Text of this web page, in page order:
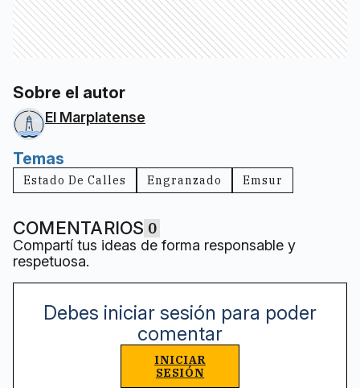
Sobre el autor
El Marplatense
Temas
Estado De Calles Engranzado Emsur
COMENTARIOS 0
Compartí tus ideas de forma responsable y
respetuosa.
Debes iniciar sesión para poder
comentar
INICIAR
SESIÓN